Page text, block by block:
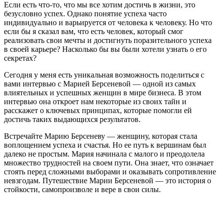
Если есть что-то, что мы все хотим достичь в жизни, это
безусловно успех. Однако понятие успеха часто
индивидуально и варьируется от человека к человеку. Но что
если бы я сказал вам, что есть человек, который смог
реализовать свои мечты и достигнуть поразительного успеха
в своей карьере? Насколько бы вы были хотели узнать о его
секретах?
Сегодня у меня есть уникальная возможность поделиться с
вами интервью с Марией Берсеневой — одной из самых
влиятельных и успешных женщин в мире бизнеса. В этом
интервью она откроет нам некоторые из своих тайн и
расскажет о ключевых принципах, которые помогли ей
достичь таких выдающихся результатов.
Встречайте Марию Берсеневу — женщину, которая стала
воплощением успеха и счастья. Но ее путь к вершинам был
далеко не простым. Мария начинала с малого и преодолела
множество трудностей на своем пути. Она знает, что означает
стоять перед сложными выборами и оказывать сопротивление
невзгодам. Путешествие Марии Берсеневой — это история о
стойкости, самопроизволе и вере в свои силы.